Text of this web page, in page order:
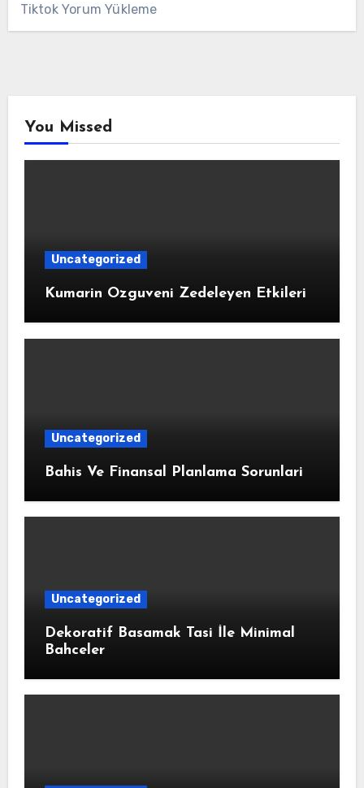
Tiktok Yorum Yükleme
You Missed
Uncategorized
Kumarin Ozguveni Zedeleyen Etkileri
Uncategorized
Bahis Ve Finansal Planlama Sorunlari
Uncategorized
Dekoratif Basamak Tasi İle Minimal
Bahceler